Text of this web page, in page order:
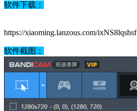
软件下载：
https://xiaoming.lanzous.com/ixNS8lqshsf
软件截图：